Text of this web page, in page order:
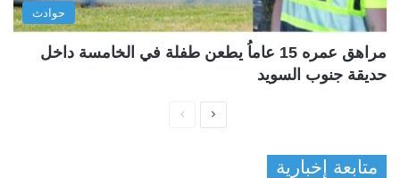
حوادث
مراهق عمره 15 عاماُ يطعن طفلة في الخامسة داخل
حديقة جنوب السويد
متابعة إخبارية